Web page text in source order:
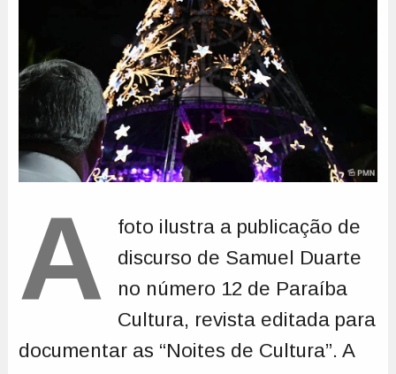
A
foto ilustra a publicação de
discurso de Samuel Duarte
no número 12 de Paraíba
Cultura, revista editada para
documentar as “Noites de Cultura”. A